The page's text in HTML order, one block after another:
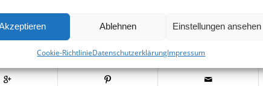
Ablehnen Einstellungen ansehen
Cookie-RichtlinieDatenschutzerklärungImpressum